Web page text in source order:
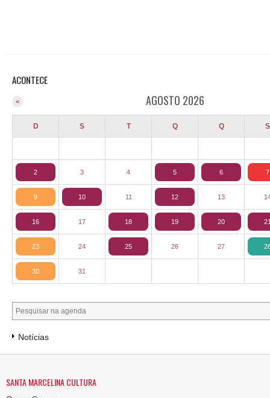
ACONTECE
AGOSTO 2026
<
D S T Q Q S
2 3 4 5 6 7
9 10 11 12 13
16 17 18 19 20
23 24 25 26 27
30 31
Notícias
SANTA MARCELINA CULTURA